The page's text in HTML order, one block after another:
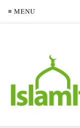
≡ MENU